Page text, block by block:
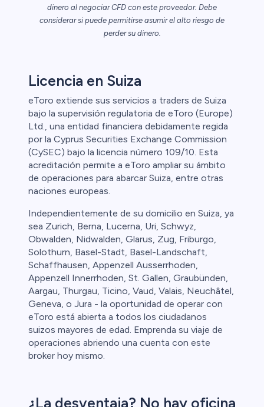
dinero al negociar CFD con este proveedor. Debe
considerar si puede permitirse asumir el alto riesgo de
perder su dinero.
Licencia en Suiza
eToro extiende sus servicios a traders de Suiza
bajo la supervisión regulatoria de eToro (Europe)
Ltd., una entidad financiera debidamente regida
por la Cyprus Securities Exchange Commission
(CySEC) bajo la licencia número 109/10. Esta
acreditación permite a eToro ampliar su ámbito
de operaciones para abarcar Suiza, entre otras
naciones europeas.
Independientemente de su domicilio en Suiza, ya
sea Zurich, Berna, Lucerna, Uri, Schwyz,
Obwalden, Nidwalden, Glarus, Zug, Friburgo,
Solothurn, Basel-Stadt, Basel-Landschaft,
Schaffhausen, Appenzell Ausserrhoden,
Appenzell Innerrhoden, St. Gallen, Graubünden,
Aargau, Thurgau, Ticino, Vaud, Valais, Neuchâtel,
Geneva, o Jura - la oportunidad de operar con
eToro está abierta a todos los ciudadanos
suizos mayores de edad. Emprenda su viaje de
operaciones abriendo una cuenta con este
broker hoy mismo.
¿La desventaja? No hay oficina